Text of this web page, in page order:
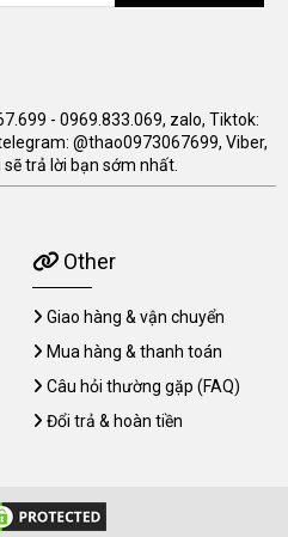
- 0969.833.069, zalo, Tiktok:
@thao0973067699, Viber,
trả lời bạn sớm nhất.
Other
Giao hàng & vận chuyển
Mua hàng & thanh toán
Câu hỏi thường gặp (FAQ)
Đổi trả & hoàn tiền